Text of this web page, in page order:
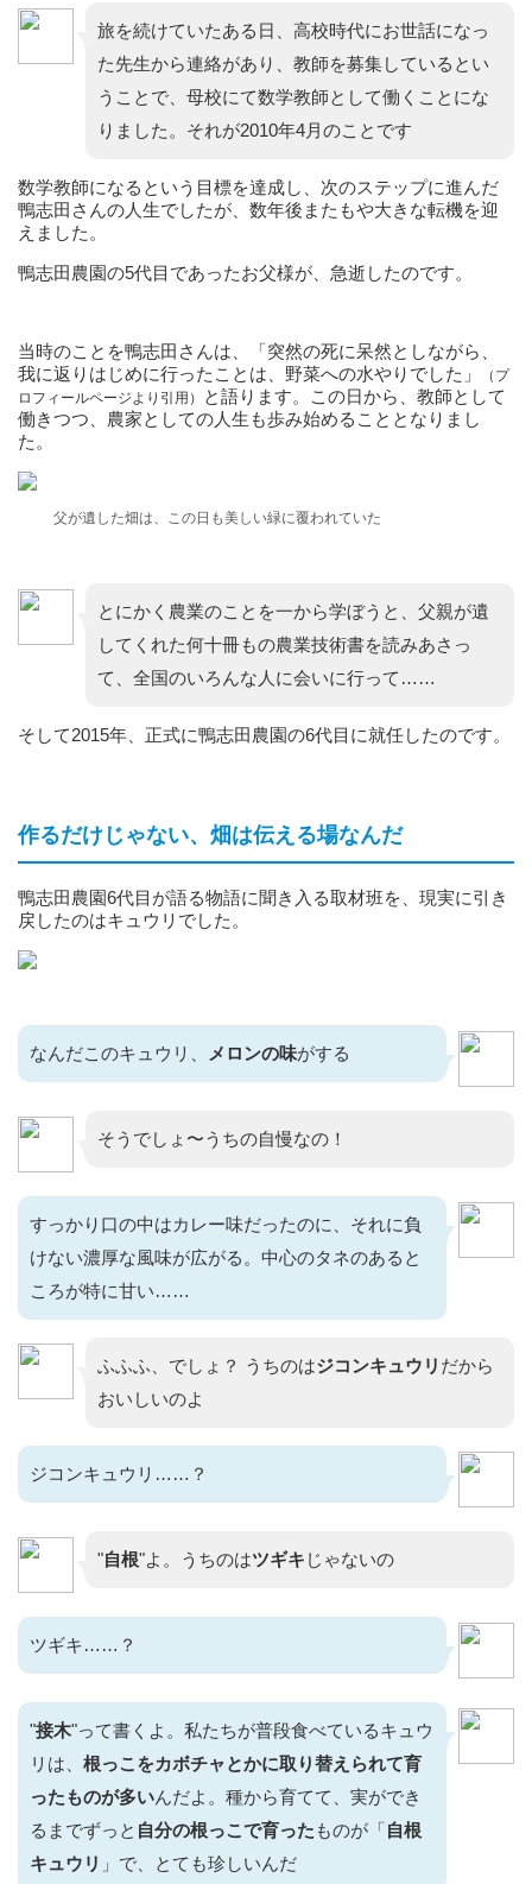
旅を続けていたある日、高校時代にお世話になっ
た先生から連絡があり、教師を募集しているとい
うことで、母校にて数学教師として働くことにな
りました。それが2010年4月のことです
数学教師になるという目標を達成し、次のステップに進んだ
鴨志田さんの人生でしたが、数年後またもや大きな転機を迎
えました。
鴨志田農園の5代目であったお父様が、急逝したのです。
当時のことを鴨志田さんは、「突然の死に呆然としながら、
我に返りはじめに行ったことは、野菜への水やりでした」
（プ
ロフィールページより引用）
と語ります。この日から、教師として
働きつつ、農家としての人生も歩み始めることとなりまし
た。
父が遺した畑は、この日も美しい緑に覆われていた
とにかく農業のことを一から学ぼうと、父親が遺
してくれた何十冊もの農業技術書を読みあさっ
て、全国のいろんな人に会いに行って……
そして2015年、正式に鴨志田農園の6代目に就任したのです。
作るだけじゃない、畑は伝える場なんだ
鴨志田農園6代目が語る物語に聞き入る取材班を、現実に引き
戻したのはキュウリでした。
なんだこのキュウリ、 メロンの味がする
そうでしょ〜うちの自慢なの！
すっかり口の中はカレー味だったのに、それに負
けない濃厚な風味が広がる。中心のタネのあると
ころが特に甘い……
ふふふ、でしょ？ うちのはジコンキュウリ だから
おいしいのよ
ジコンキュウリ……？
"自根"よ。うちのはツギキ じゃないの
ツギキ……？
"接木"って書くよ。私たちが普段食べているキュウ
リは、 根っこをカボチャとかに取り替えられて育
ったものが多いんだよ。種から育てて、実ができ
るまでずっと 自分の根っこで育った ものが「自根
キュウリ 」で、とても珍しいんだ